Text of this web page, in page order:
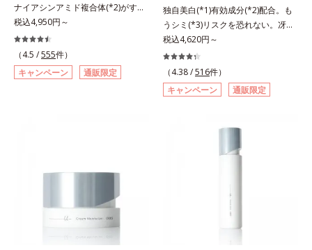
肌へ導きます。さらに落ちにくくす
るとキシキシし、塗りごこちを優先
すると膜がくずれやすくなる日焼け
止めのジレンマを解消すべく試作を
重ね、落ちにくくのびのよいみずみ
ずしいテクスチャーを追求しまし
ンの生成を抑え、シミ・ソバカスを
防ぐ*2 化粧膜のくずれにくさ、肌
をうるおして保護すること*3 オル
ビス内最高の紫外線カットレベル*4
に、シリーズ共通の美容成分(*7)
「GLルートブースター(*9)」を配合
することで、肌のふっくら感や透明
感を叶えます。美白ケアしながら多
角的なエイジングケアが叶うシリー
ズに。3ステップで上向き(*10)のハ
リと透明感を。効果的なシナジー設
援します。*1 メラニンの生成を抑
シュ除く）*2 オルビス内スキンケ
る*5 乾燥、ハリ・ツヤのなさ
*6 乾燥による*7 保湿成分*8
ロニセラカエルレア果汁、ノバラエ
ナイアシンアミド複合体(*2)がすば
やく浸透(*3)。ピンと、パッと。大
人の肌にハリ感を。シワ改善×美白
(*1)美容液。ポーラ化成 研究所の独
自研究で見出した、速攻型ナイアシ
ンアミド複合体(*2)と浸透サポート
メラニン生成を防ぎ未来のシミ・ソ
バカスを予防します。さらに独自研
究に基づいた浸透型ハリ保湿成分
(*6)で大人肌にハリ感をプラス。す
税込4,950円～
（4.5 /555件）
キャンペーン
通販限定
独自美白(*1)有効成分(*2)配合。も
うシミ(*3)リスクを恐れない。冴え
わたる透明美肌(*4)へ。先端肌科学
が導く、透明感あふれる輝き(*4)
へ。今の自分の肌も未来の肌もあき
らめない、自分史上最高の冴えわた
る透明美肌(*4)を目指すには、美肌
ミを予防するお手入れを続けること
ーラ・オルビスグループ独自の美白
ミの原因になると考えられる“メラ
ニンの塊”を居座らせない(*1)、粉砕
と排出サポート(*5)の2ステップで
メラニンの蓄積を抑え、シミ・ソバ
税込4,620円～
（4.38 /516件）
キャンペーン
通販限定